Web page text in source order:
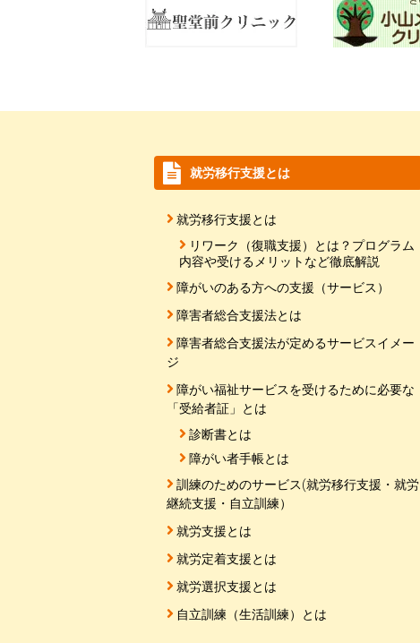
就労移行支援とは
就労移行支援とは
リワーク（復職支援）とは？プログラム
内容や受けるメリットなど徹底解説
障がいのある方への支援（サービス）
障害者総合支援法とは
障害者総合支援法が定めるサービスイメー
ジ
障がい福祉サービスを受けるために必要な
「受給者証」とは
診断書とは
障がい者手帳とは
訓練のためのサービス(就労移行支援・就労
継続支援・自立訓練）
就労支援とは
就労定着支援とは
就労選択支援とは
自立訓練（生活訓練）とは